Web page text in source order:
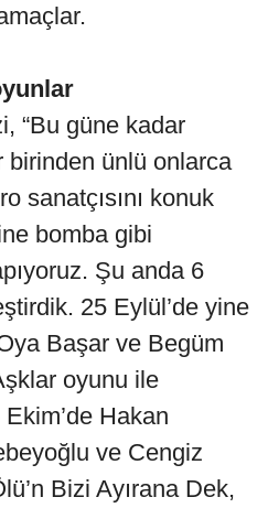
“Bu güne kadar
birinden ünlü onlarca
sanatçısını konuk
bomba gibi
Şu anda 6
25 Eylül’de yine
Başar ve Begüm
oyunu ile
Hakan
ve Cengiz
Bizi Ayırana Dek,